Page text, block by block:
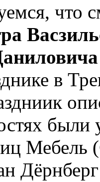
что
в
были
Мебель